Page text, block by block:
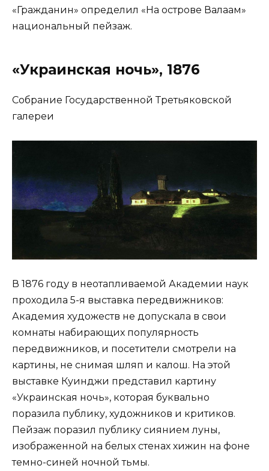
«Гражданин» определил «На острове Валаам»
национальный пейзаж.
«Украинская ночь», 1876
Собрание Государственной Третьяковской
галереи
В 1876 году в неотапливаемой Академии наук
проходила 5-я выставка передвижников:
Академия художеств не допускала в свои
комнаты набирающих популярность
передвижников, и посетители смотрели на
картины, не снимая шляп и калош. На этой
выставке Куинджи представил картину
«Украинская ночь», которая буквально
поразила публику, художников и критиков.
Пейзаж поразил публику сиянием луны,
изображенной на белых стенах хижин на фоне
темно-синей ночной тьмы.